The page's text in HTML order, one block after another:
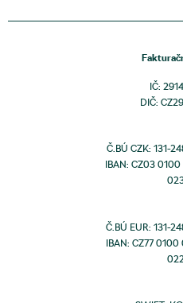
IČ:
DIČ:
Č.BÚ CZK: 131-
IBAN: CZ03
Č.BÚ EUR: 131-
IBAN: CZ77